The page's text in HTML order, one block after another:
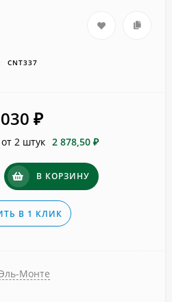
CNT337
₽
2 штук 2 878,50 ₽
В КОРЗИНУ
В 1 КЛИК
Монте